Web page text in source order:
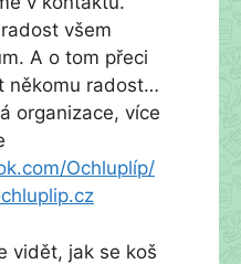
všem
A o tom přeci
někomu radost…
organizace, více
Ochluplíp/
vidět, jak se koš